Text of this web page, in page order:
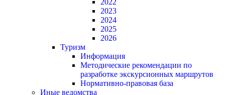
2022
2023
2024
2025
2026
Туризм
Информация
Методические рекомендации по
разработке экскурсионных маршрутов
Нормативно-правовая база
Иные ведомства